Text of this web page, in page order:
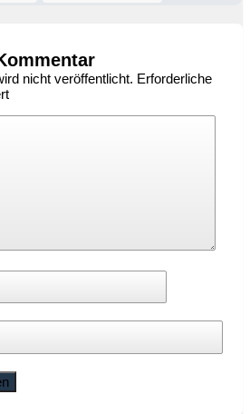
nicht veröffentlicht. Erforderliche